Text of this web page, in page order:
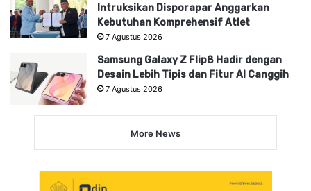
Intruksikan Disporapar Anggarkan
Kebutuhan Komprehensif Atlet
7 Agustus 2026
Samsung Galaxy Z Flip8 Hadir dengan
Desain Lebih Tipis dan Fitur AI Canggih
7 Agustus 2026
More News